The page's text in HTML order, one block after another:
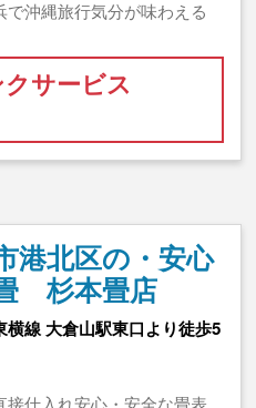
沖縄旅行気分が味わえる
サービス
港北区の・安心
杉本畳店
横線 大倉山駅東口より徒歩5
仕入れ安心・安全な畳表